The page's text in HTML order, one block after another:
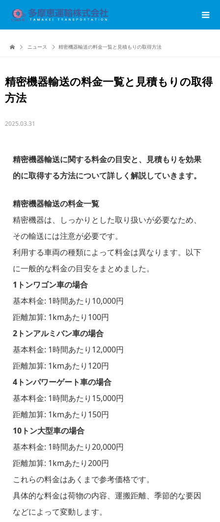
ニュース 精密機器輸送の料金一覧と見積もりの取得方法
精密機器輸送の料金一覧と見積もりの取得
方法
2025.03.31
精密機器輸送に関する料金の目安と、見積もりを効果
的に取得する方法について詳しく解説していきます。
精密機器輸送の料金一覧
精密機器は、しっかりとした取り扱いが必要なため、
その輸送には注意が必要です。
利用する車両の種類によって料金は異なります。以下
に一般的な料金の目安をまとめました。
1トンワゴン車の場合
基本料金: 1時間あたり10,000円
距離加算: 1kmあたり100円
2トンアルミバン車の場合
基本料金: 1時間あたり12,000円
距離加算: 1kmあたり120円
4トンパワーゲート車の場合
基本料金: 1時間あたり15,000円
距離加算: 1kmあたり150円
10トン大型車の場合
基本料金: 1時間あたり20,000円
距離加算: 1kmあたり200円
これらの料金はあくまで参考価格です。
具体的な料金は荷物の内容、運搬距離、季節的な要因
などによって変動します。